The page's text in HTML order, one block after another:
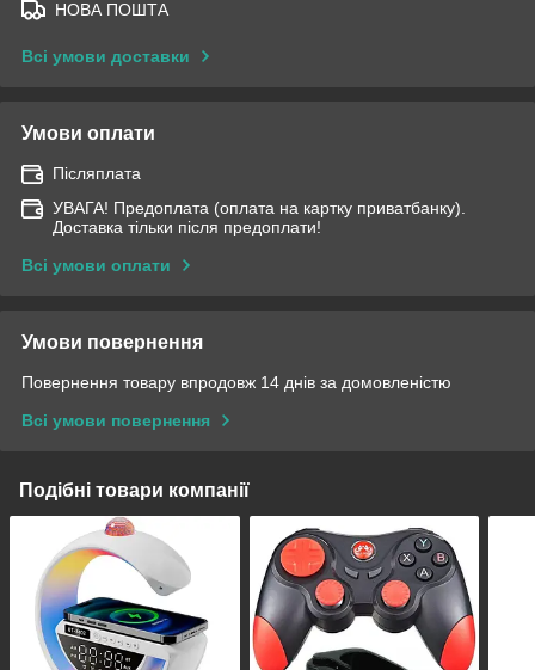
НОВА ПОШТА
Всі умови доставки
Умови оплати
Післяплата
УВАГА! Предоплата (оплата на картку приватбанку).
Доставка тільки після предоплати!
Всі умови оплати
Умови повернення
Повернення товару впродовж 14 днів за домовленістю
Всі умови повернення
Подібні товари компанії